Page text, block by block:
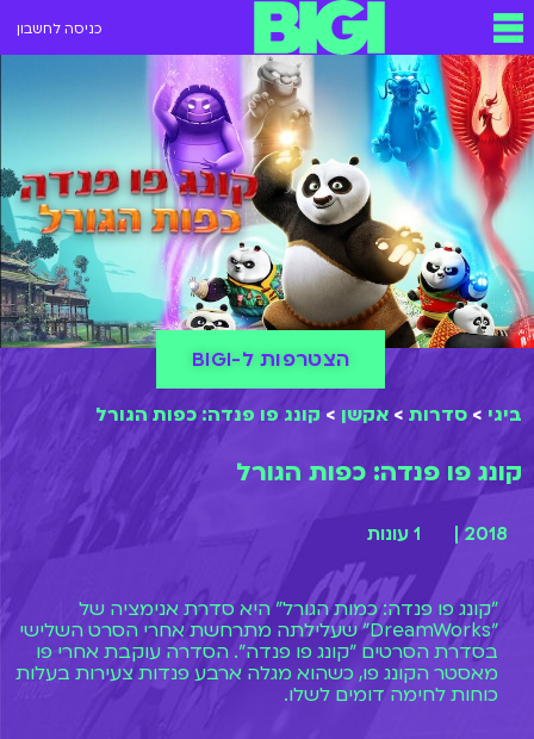
כניסה לחשבון
ביגי > סדרות > אקשן > קונג פו פנדה: כפות הגורל
קונג פו פנדה: כפות הגורל
2018 | 1 עונות
"קונג פו פנדה: כמות הגורל" היא סדרת אנימציה של
"DreamWorks" שעלילתה מתרחשת אחרי הסרט השלישי
בסדרת הסרטים "קונג פו פנדה". הסדרה עוקבת אחרי פו
מאסטר הקונג פו, כשהוא מגלה ארבע פנדות צעירות בעלות
כוחות לחימה דומים לשלו.
הצטרפות ל-BIGI